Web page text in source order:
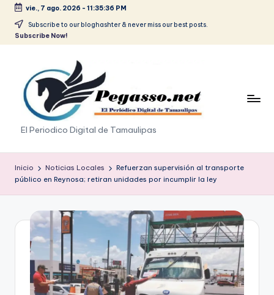
Saltar
vie., 7 ago. 2026 - 11:35:36 PM
Subscribe to our bloghashter & never miss our best posts.
Subscribe Now!
p
e
g
a
o
p
El Periodico Digital de Tamaulipas
Inicio Noticias Locales
Refuerzan supervisión al transporte
público en Reynosa; retiran unidades por incumplir la ley